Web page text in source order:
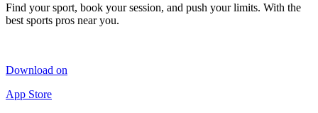
Find your sport, book your session, and push your limits. With the
best sports pros near you.
Download on
App Store